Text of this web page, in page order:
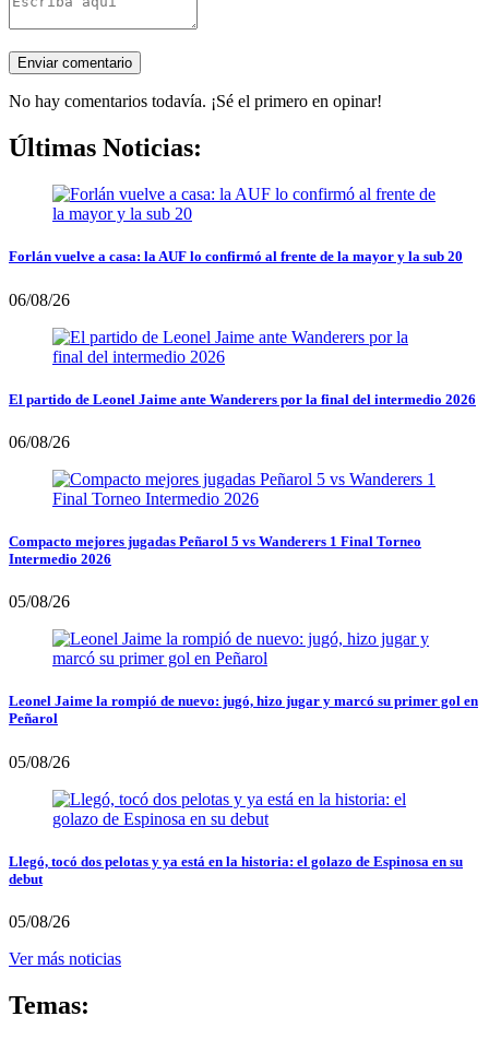
No hay comentarios todavía. ¡Sé el primero en opinar!
Últimas Noticias:
Forlán vuelve a casa: la AUF lo confirmó al frente de la mayor y la sub 20
06/08/26
El partido de Leonel Jaime ante Wanderers por la final del intermedio 2026
06/08/26
Compacto mejores jugadas Peñarol 5 vs Wanderers 1 Final Torneo
Intermedio 2026
05/08/26
Leonel Jaime la rompió de nuevo: jugó, hizo jugar y marcó su primer gol en
Peñarol
05/08/26
Llegó, tocó dos pelotas y ya está en la historia: el golazo de Espinosa en su
debut
05/08/26
Ver más noticias
Temas: